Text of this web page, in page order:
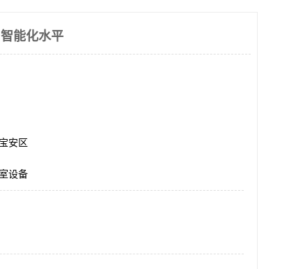
能化水平
安区
设备